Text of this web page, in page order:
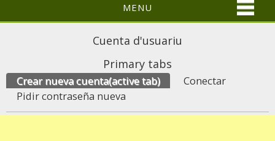
MENU
Cuenta d'usuariu
Primary tabs
Crear nueva cuenta(active tab)
Conectar
Pidir contraseña nueva